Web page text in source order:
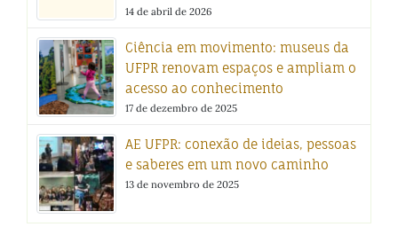
14 de abril de 2026
Ciência em movimento: museus da
UFPR renovam espaços e ampliam o
acesso ao conhecimento
17 de dezembro de 2025
AE UFPR: conexão de ideias, pessoas
e saberes em um novo caminho
13 de novembro de 2025